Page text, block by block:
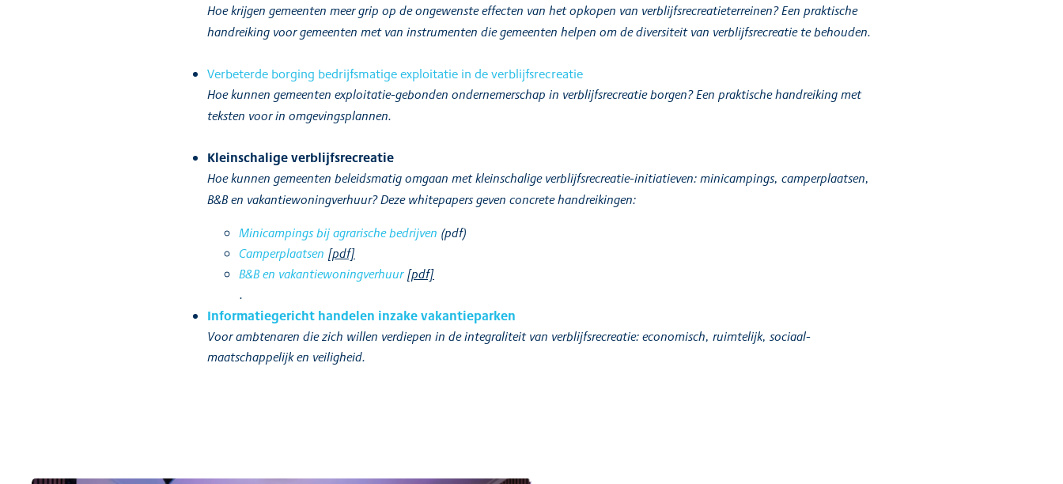
Hoe krijgen gemeenten meer grip op de ongewenste effecten van het opkopen van verblijfsrecreatieterreinen? Een praktische
handreiking voor gemeenten met van instrumenten die gemeenten helpen om de diversiteit van verblijfsrecreatie te behouden.
Verbeterde borging bedrijfsmatige exploitatie in de verblijfsrecreatie
Hoe kunnen gemeenten exploitatie-gebonden ondernemerschap in verblijfsrecreatie borgen? Een praktische handreiking met
teksten voor in omgevingsplannen.
Kleinschalige verblijfsrecreatie
Hoe kunnen gemeenten beleidsmatig omgaan met kleinschalige verblijfsrecreatie-initiatieven: minicampings, camperplaatsen,
B&B en vakantiewoningverhuur? Deze whitepapers geven concrete handreikingen:
Minicampings bij agrarische bedrijven (pdf)
Camperplaatsen [pdf]
B&B en vakantiewoningverhuur [pdf]
.
Informatiegericht handelen inzake vakantieparken
Voor ambtenaren die zich willen verdiepen in de integraliteit van verblijfsrecreatie: economisch, ruimtelijk, sociaal-
maatschappelijk en veiligheid.